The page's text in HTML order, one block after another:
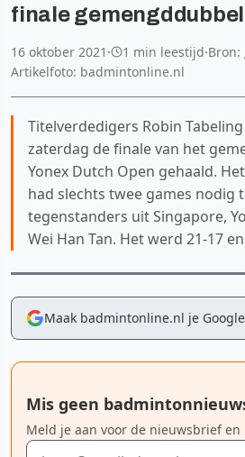
finale gemengddubbel
16 oktober 2021 · 1 min leestijd·Bron:
Artikelfoto: badmintonline.nl
Titelverdedigers Robin
zaterdag de finale van het
Yonex Dutch Open gehaald.
had slechts twee games nodig
tegenstanders uit Singapore,
Wei Han Tan. Het werd 21-17
Maak badmintonline.nl je
Mis geen
Meld je aan voor de nieuwsbrief
E-mailadres